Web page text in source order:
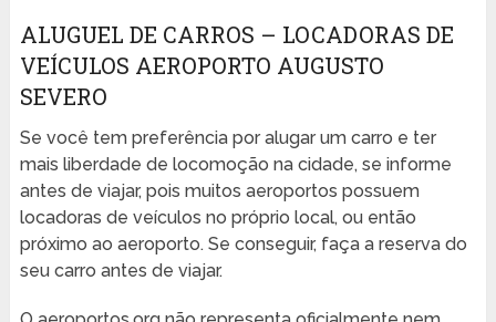
ALUGUEL DE CARROS – LOCADORAS DE
VEÍCULOS AEROPORTO AUGUSTO
SEVERO
Se você tem preferência por alugar um carro e ter
mais liberdade de locomoção na cidade, se informe
antes de viajar, pois muitos aeroportos possuem
locadoras de veículos no próprio local, ou então
próximo ao aeroporto. Se conseguir, faça a reserva do
seu carro antes de viajar.